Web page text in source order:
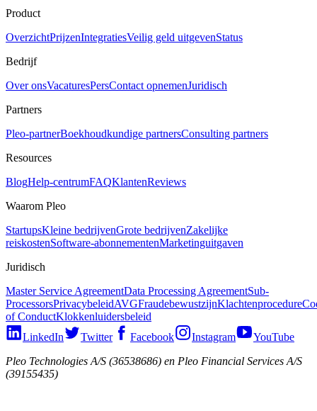
Product
OverzichtPrijzenIntegratiesVeilig geld uitgevenStatus
Bedrijf
Over onsVacaturesPersContact opnemenJuridisch
Partners
Pleo-partnerBoekhoudkundige partnersConsulting partners
Resources
BlogHelp-centrumFAQKlantenReviews
Waarom Pleo
StartupsKleine bedrijvenGrote bedrijvenZakelijke
reiskostenSoftware-abonnementenMarketinguitgaven
Juridisch
Master Service AgreementData Processing AgreementSub-
ProcessorsPrivacybeleidAVGFraudebewustzijnKlachtenprocedure
of ConductKlokkenluidersbeleid
LinkedIn
Twitter Facebook Instagram
YouTube
Pleo Technologies A/S (36538686) en Pleo Financial Services A/S
(39155435)